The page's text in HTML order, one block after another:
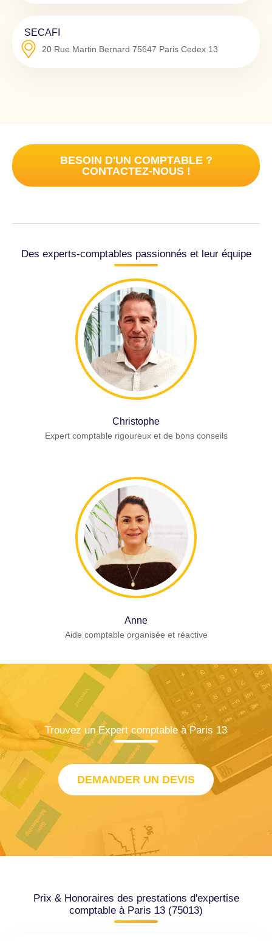
SECAFI
20 Rue Martin Bernard 75647 Paris Cedex 13
BESOIN D'UN COMPTABLE ?
CONTACTEZ-NOUS !
Des experts-comptables passionnés et leur équipe
Christophe
Expert comptable rigoureux et de bons conseils
Anne
Aide comptable organisée et réactive
Trouvez un Expert comptable à Paris 13
DEMANDER UN DEVIS
Prix & Honoraires des prestations d'expertise
comptable à Paris 13 (75013)